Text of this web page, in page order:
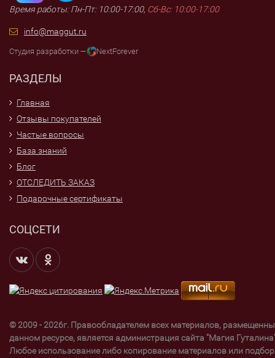
Время работы: Пн-Пт: 10:00-17:00, Сб-Вс: 10:00-17:00
info@maggut.ru
Студия разработки — NextForever
РАЗДЕЛЫ
Главная
Отзывы покупателей
Частые вопросы
База знаний
Блог
ОТСЛЕДИТЬ ЗАКАЗ
Подарочные сертификаты
СОЦСЕТИ
© 2009 - 2026г. Правообладателем всех материалов,
данном ресурсе, является администрация сайта "Магия
Любое использование либо копирование материалов или